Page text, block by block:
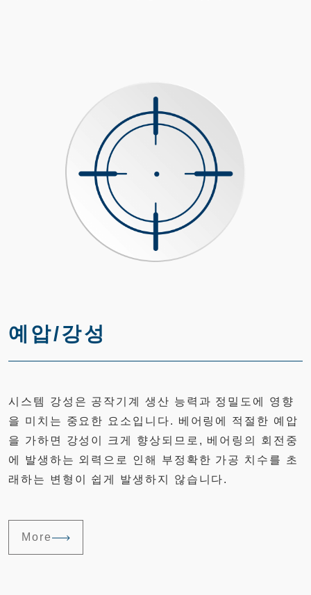
예압/강성
시스템 강성은 공작기계 생산 능력과 정밀도에 영향
을 미치는 중요한 요소입니다. 베어링에 적절한 예압
을 가하면 강성이 크게 향상되므로, 베어링의 회전중
에 발생하는 외력으로 인해 부정확한 가공 치수를 초
래하는 변형이 쉽게 발생하지 않습니다.
More